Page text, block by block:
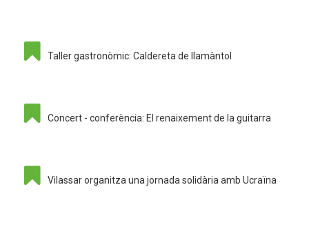
Taller gastronòmic: Caldereta de llamàntol
Concert - conferència: El renaixement de la guitarra
Vilassar organitza una jornada solidària amb Ucraïna